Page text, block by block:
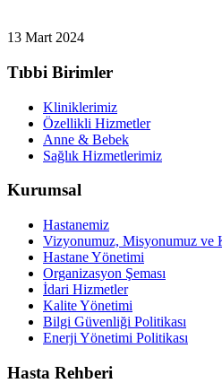
13 Mart 2024
Tıbbi Birimler
Kliniklerimiz
Özellikli Hizmetler
Anne & Bebek
Sağlık Hizmetlerimiz
Kurumsal
Hastanemiz
Vizyonumuz, Misyonumuz ve
Hastane Yönetimi
Organizasyon Şeması
İdari Hizmetler
Kalite Yönetimi
Bilgi Güvenliği Politikası
Enerji Yönetimi Politikası
Hasta Rehberi